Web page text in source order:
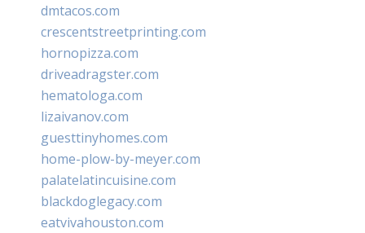
dmtacos.com
crescentstreetprinting.com
hornopizza.com
driveadragster.com
hematologa.com
lizaivanov.com
guesttinyhomes.com
home-plow-by-meyer.com
palatelatincuisine.com
blackdoglegacy.com
eatvivahouston.com